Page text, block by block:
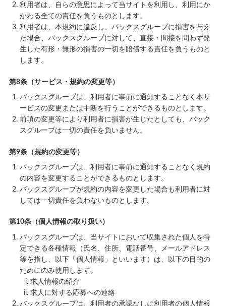
利用者は、自らの意思によって当サイトを利用し、利用にか
かわる全ての責任を負うものとします。
利用者は、本規約に違反し、バックスグループに損害を与え
た場合、バックスグループに対して、直接・間接を問わず発
生した有形・無形の損害の一切を賠償する責任を負うものと
します。
第8条（サービス・規約の変更等）
バックスグループは、利用者に事前に通知することなく本サ
ービスの変更または中断を行うことができるものとします。
前項の変更等により利用者に損害が生じたとしても、バック
スグループは一切の責任を負いません。
第9条（規約の変更等）
バックスグループは、利用者に事前に通知することなく規約
の内容を変更することができるものとします。
バックスグループが規約の内容を変更した場合も利用者に対
しては一切責任を負わないものとします。
第10条（個人情報の取り扱い）
バックスグループは、当サイトにおいて収集された個人を特
定できる各種情報（氏名、住所、電話番号、メールアドレス
等を指し、以下「個人情報」といいます）は、以下の目的の
ためにのみ使用します。
求人情報の紹介
求人に対する応募への連絡
バックスグループは、利用者の承認なしに利用者の個人情報